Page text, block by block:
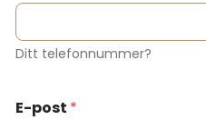
Ditt telefonnummer?
E-post *